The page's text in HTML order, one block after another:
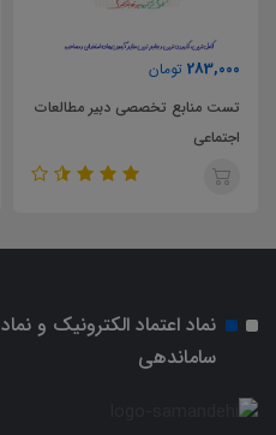
283,000 تومان
تست منابع تخصصی دبیر مطالعات
اجتماعی
نماد اعتماد الکترونیک و نماد
ساماندهی